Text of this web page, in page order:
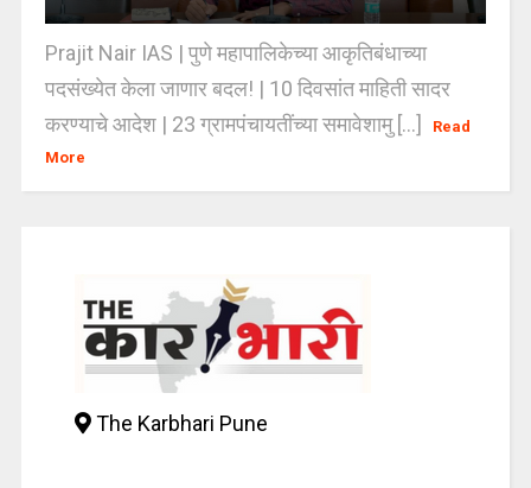
Prajit Nair IAS | पुणे महापालिकेच्या आकृतिबंधाच्या
पदसंख्येत केला जाणार बदल! | 10 दिवसांत माहिती सादर
करण्याचे आदेश | 23 ग्रामपंचायतींच्या समावेशामु [...]
Read
More
The Karbhari Pune